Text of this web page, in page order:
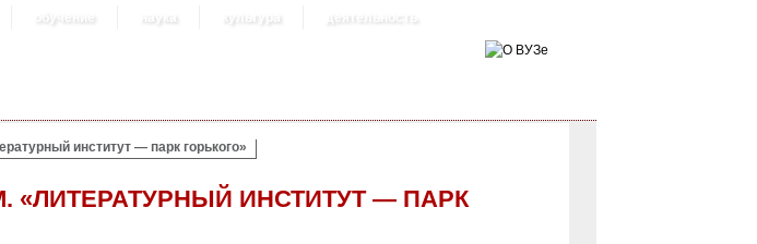
обучение наука культура деятельность
институт — парк горького»
«ЛИТЕРАТУРНЫЙ ИНСТИТУТ — ПАРК